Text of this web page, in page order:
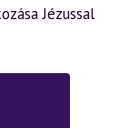
Jézussal